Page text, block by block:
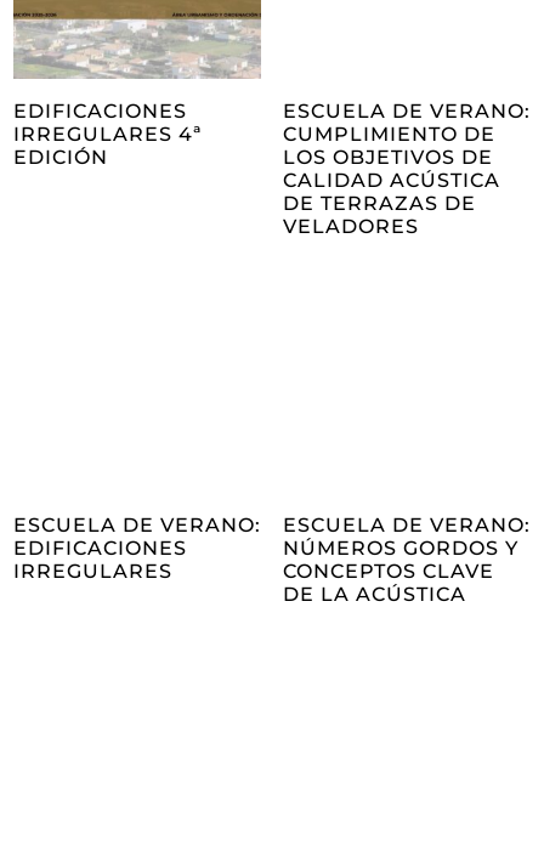
EDIFICACIONES
IRREGULARES 4ª
EDICIÓN
ESCUELA DE VERANO:
CUMPLIMIENTO DE
LOS OBJETIVOS DE
CALIDAD ACÚSTICA
DE TERRAZAS DE
VELADORES
ESCUELA DE VERANO:
EDIFICACIONES
IRREGULARES
ESCUELA DE VERANO:
NÚMEROS GORDOS Y
CONCEPTOS CLAVE
DE LA ACÚSTICA